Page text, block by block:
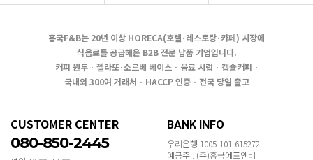
흥국F&B는 20년 이상 HORECA(호텔·레스토랑·카페) 시장에
식음료를 공급해온 B2B 전문 납품 기업입니다.
커피 원두 · 젤라또·소르베 베이스 · 음료 시럽 · 캡슐커피 ·
국내외 300여 거래처 · HACCP 인증 · 전국 당일 출고
CUSTOMER CENTER
080-850-2445
BANK INFO
우리은행 1005-101-615272
예금주 : (주)흥국에프엔비